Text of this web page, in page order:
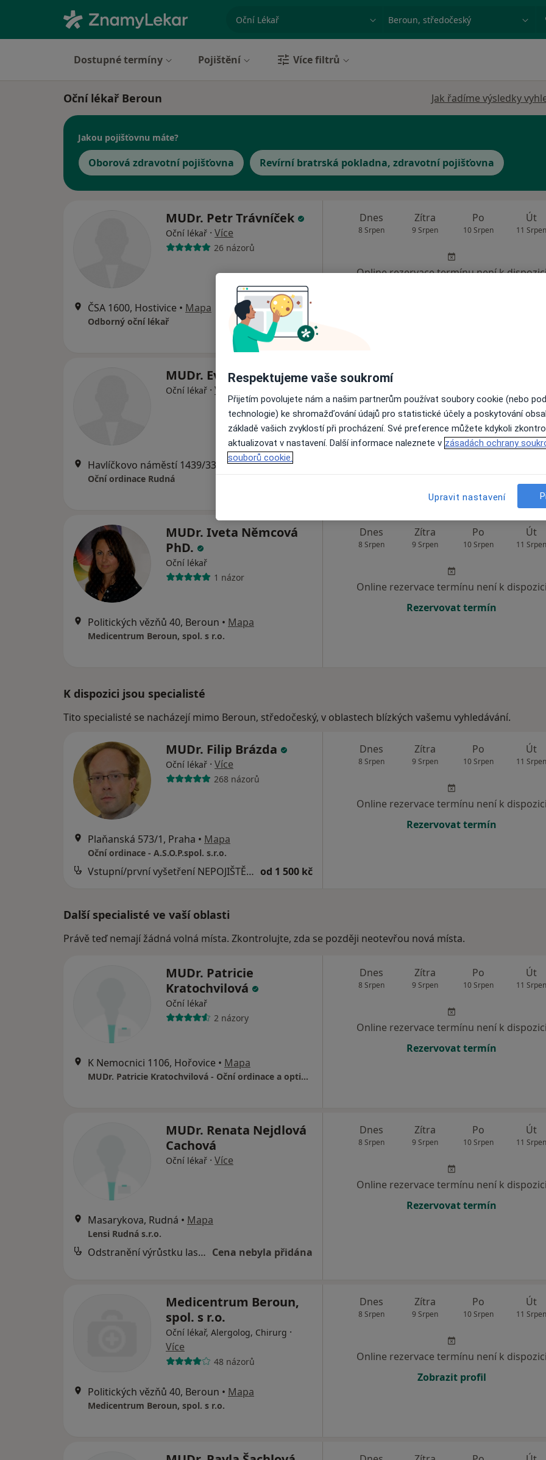
specializace, nemoc nebo příjmení Město nebo region
Dostupné termíny Pojištění Více filtrů
Oční lékař Beroun Jak řadíme výsledky
Jakou pojišťovnu máte?
Oborová zdravotní pojišťovna Revírní bratrská pokladna, zdravotní pojišťovna
MUDr. Petr Trávníček
Oční lékař · Více
26 názorů
ČSA 1600, Hostivice • Mapa
Odborný oční lékař
Dnes
8 Srpen
Zítra
9 Srpen
Po
10 Srpen
Út
11 Srpen
Online rezervace termínu není k
MUDr. Eva Pourová
Oční lékař · Více
Havlíčkovo náměstí 1439/33 (u Lidlu), Rudná •Mapa
Oční ordinace Rudná
Dnes
Online rezervace termínu není k
Rezervovat termín
MUDr. Iveta Němcová
PhD.
Oční lékař
1 názor
Politických vězňů 40, Beroun • Mapa
Medicentrum Beroun, spol. s r.o.
Dnes
8 Srpen
Zítra
9 Srpen
Po
10 Srpen
Út
11 Srpen
Online rezervace termínu není k dispozici
Rezervovat termín
K dispozici jsou specialisté
Tito specialisté se nacházejí mimo Beroun, středočeský, v oblastech blízkých vašemu vyhledávání.
MUDr. Filip Brázda
Oční lékař · Více
268 názorů
Plaňanská 573/1, Praha • Mapa
Oční ordinace - A.S.O.P.spol. s.r.o.
Vstupní/první vyšetření NEPOJIŠTĚNÉHO pacienta nebo kontrola nepojištěného pacienta po více než 2 letech od 1 500 kč
Dnes
8 Srpen
Zítra
9 Srpen
Po
10 Srpen
Út
11 Srpen
Online rezervace termínu není k dispozici
Rezervovat termín
Další specialisté ve vaší oblasti
Právě teď nemají žádná volná místa. Zkontrolujte, zda se později neotevřou nová místa.
MUDr. Patricie
Kratochvilová
Oční lékař
2 názory
K Nemocnici 1106, Hořovice • Mapa
MUDr. Patricie Kratochvilová - Oční ordinace a optika IRIS Hořovice
Dnes
8 Srpen
Zítra
9 Srpen
Po
10 Srpen
Út
11 Srpen
Online rezervace termínu není k dispozici
Rezervovat termín
MUDr. Renata Nejdlová
Cachová
Oční lékař · Více
Masarykova, Rudná • Mapa
Lensi Rudná s.r.o.
Odstranění výrůstku laserem/excize Cena nebyla přidána
Dnes
8 Srpen
Zítra
9 Srpen
Po
10 Srpen
Út
11 Srpen
Online rezervace termínu není k dispozici
Rezervovat termín
Medicentrum Beroun,
spol. s r.o.
Oční lékař, Alergolog, Chirurg ·
Více
48 názorů
Politických vězňů 40, Beroun • Mapa
Medicentrum Beroun, spol. s r.o.
Dnes
8 Srpen
Zítra
9 Srpen
Po
10 Srpen
Út
11 Srpen
Online rezervace termínu není k dispozici
Zobrazit profil
Respektujeme vaše soukromí
Přijetím povolujete nám a našim partnerům používat soubory cookie (nebo
technologie) ke shromažďování údajů pro statistické účely a poskytování
základě vašich zvyklostí při procházení. Své preference můžete kdykoli
aktualizovat v nastavení. Další informace naleznete v zásadách ochrany
souborů cookie.
Upravit nastavení